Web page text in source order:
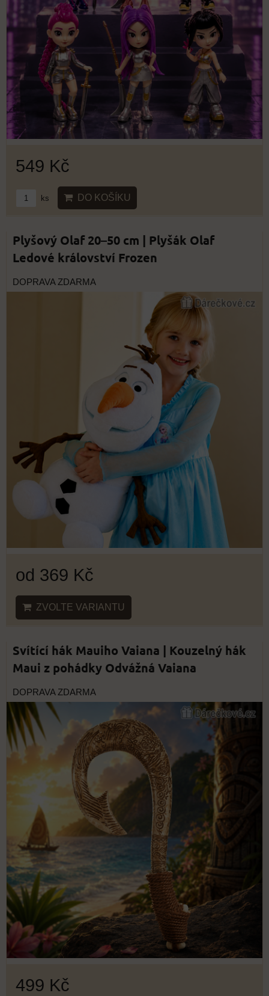
549 Kč
ks DO KOŠÍKU
Plyšový Olaf 20–50 cm | Plyšák Olaf
Ledové království Frozen
DOPRAVA ZDARMA
od 369 Kč
ZVOLTE VARIANTU
Svítící hák Mauiho Vaiana | Kouzelný hák
Maui z pohádky Odvážná Vaiana
DOPRAVA ZDARMA
499 Kč